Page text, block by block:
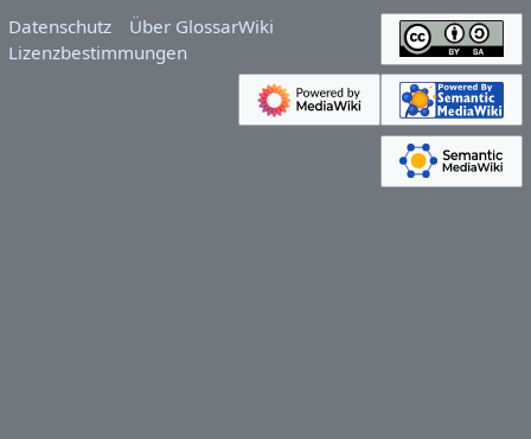
Datenschutz
Über GlossarWiki
Lizenzbestimmungen